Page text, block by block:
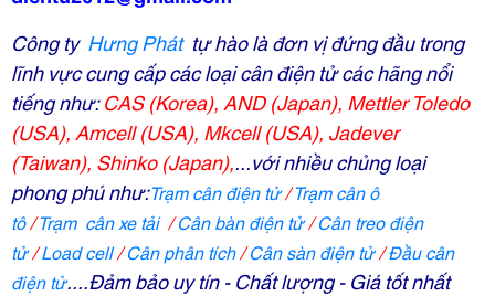
Công ty Hưng Phát tự hào là đơn vị đứng đầu trong
lĩnh vực cung cấp các loại cân điện tử cáchãng nổi
tiếng như:CAS (Korea), AND (Japan), Mettler Toledo
(USA), Amcell (USA), Mkcell (USA), Jadever
(Taiwan), Shinko (Japan),...với nhiều chủng loại
phong phú như:Trạm cân điện tử/Trạm cân ô
tô/Trạm cân xe tải / Cân bàn điện tử/Cân treo điện
tử/Load cell/Cân phân tích/Cân sàn điện tử/Đầu cân
điện tử....Đảm bảo uy tín - Chất lượng - Giá tốt nhất